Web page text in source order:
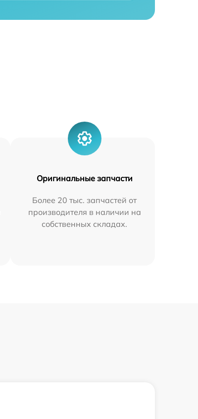
Оригинальные запчасти
Более 20 тыс. запчастей от
производителя в наличии на
собственных складах.